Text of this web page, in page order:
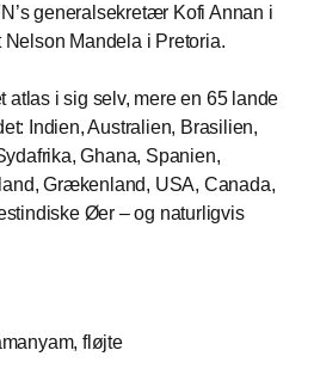
generalsekretær Kofi Annan i
Mandela i Pretoria.
atlas i sig selv, mere en 65 lande
Indien, Australien, Brasilien,
Ghana, Spanien,
Grækenland, USA, Canada,
Øer – og naturligvis
fløjte